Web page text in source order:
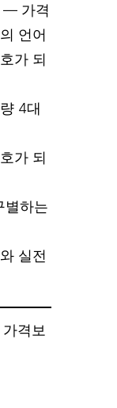
— 가격
언어
가 되
4대
가 되
별하는
실전
격보